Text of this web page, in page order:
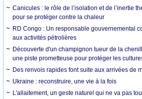
Canicules : le rôle de l’isolation et de l’inertie
pour se protéger contre la chaleur
RD Congo : Un responsable gouvernemental
aux activités pétrolières
Découverte d'un champignon tueur de la
une piste prometteuse pour protéger les
Des renvois rapides font suite aux arrivées de
Ukraine : reconstruire, une vie à la fois
L'allaitement, un geste naturel qui ne va pas